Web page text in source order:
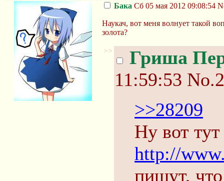
Бака Сб 05 мая 2012 09:08:54
Наукач, вот меня волнует такой
золота?
>>
Гриша
11:59:53
>>28209
Ну вот тут
http://
пишут, что